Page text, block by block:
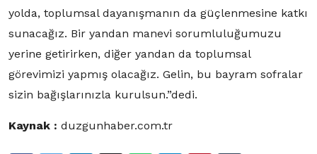
yolda, toplumsal dayanışmanın da güçlenmesine katkı
sunacağız. Bir yandan manevi sorumluluğumuzu
yerine getirirken, diğer yandan da toplumsal
görevimizi yapmış olacağız. Gelin, bu bayram sofralar
sizin bağışlarınızla kurulsun.”dedi.
Kaynak : duzgunhaber.com.tr